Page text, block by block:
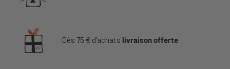
Dès 75 € d'achats livraison offerte